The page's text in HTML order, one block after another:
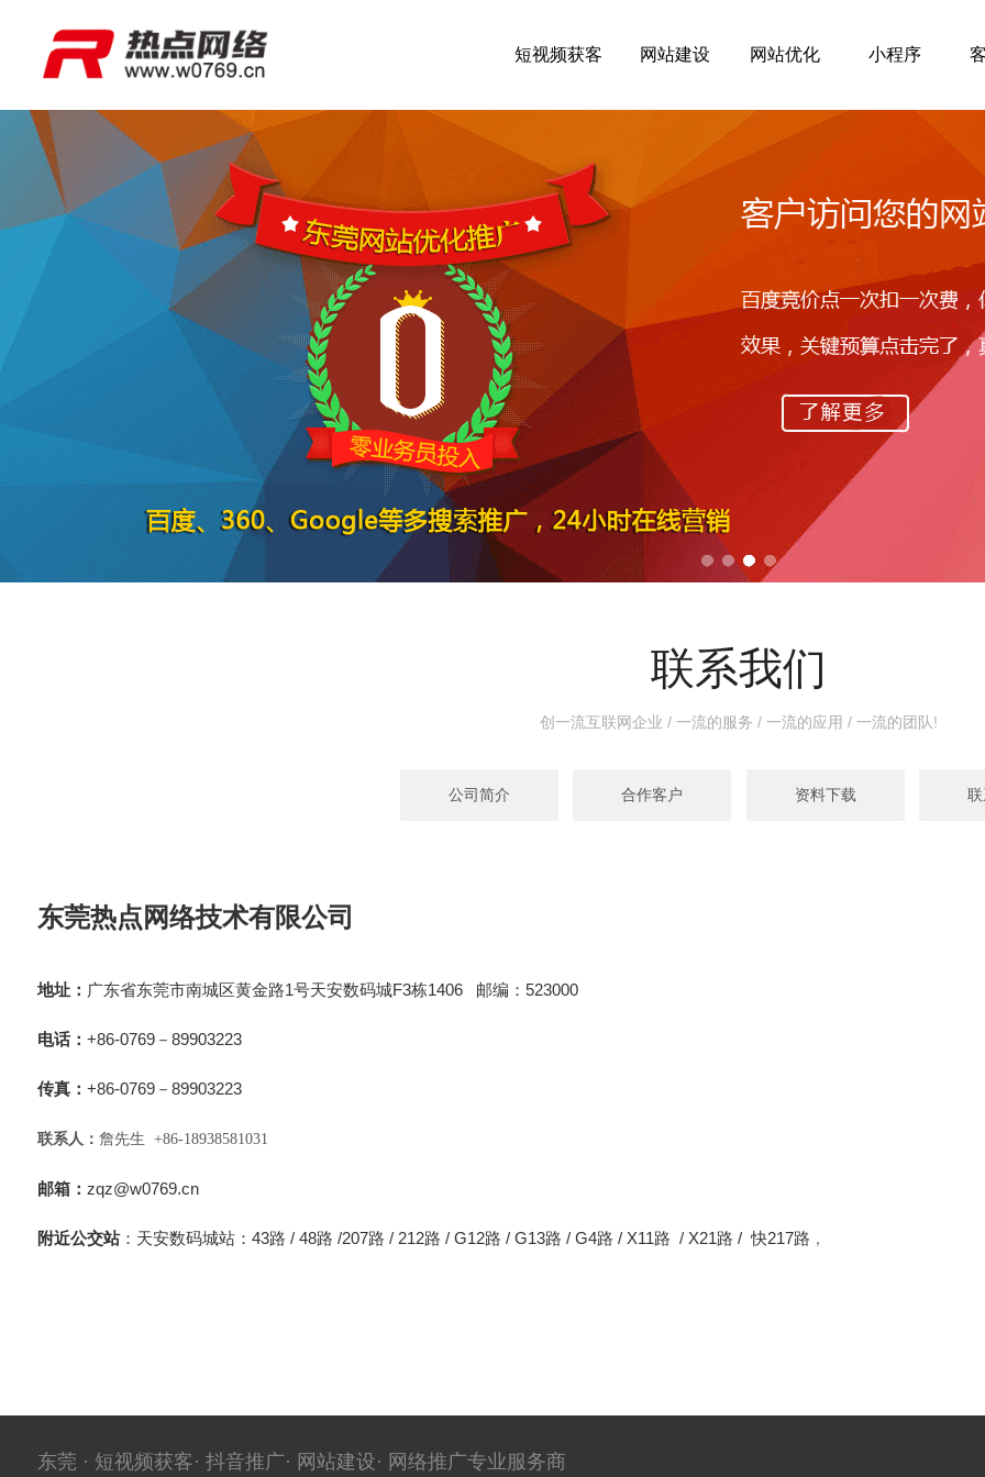
短视频获客 网站建设 网站优化 小程序
联系我们
创一流互联网企业 / 一流的服务 / 一流的应用 / 一流的团队!
公司简介 合作客户 资料下载
东莞热点网络技术有限公司
地址： 广东省东莞市南城区黄金路1号天安数码城F3栋1406 邮编：523000
电话： +86-0769－89903223
传真： +86-0769－89903223
联系人： 詹先生 +86-18938581031
邮箱： zqz@w0769.cn
附近公交站：天安数码城站：43路 / 48路 /207路 / 212路 / G12路 / G13路 / G4路 / X11路 / X21路 / 快217路 ，
东莞 · 短视频获客· 抖音推广· 网站建设· 网络推广专业服务商